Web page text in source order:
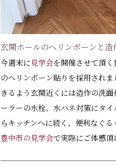
玄関ホールのヘリンボーンと造
今週末に 見学会を開催させて頂
のヘリンボーン貼りを採用され
きるよう玄関近くには造作の洗
ーラーの水栓、水ハネ対策にタ
らキッチンへに続く、便利なぐる
豊中市の見学会で実際にご体感頂